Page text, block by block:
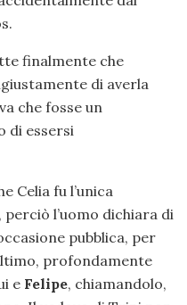
finalmente che
di averla
che fosse un
di essersi
Celia fu l’unica
l’uomo dichiara di
pubblica, per
profondamente
e Felipe, chiamandolo,